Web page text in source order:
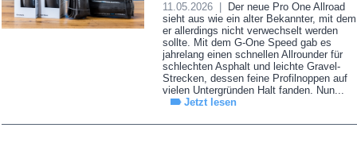
11.05.2026 |
Der neue Pro One Allroad
sieht aus wie ein alter Bekannter, mit dem
er allerdings nicht verwechselt werden
sollte. Mit dem G-One Speed gab es
jahrelang einen schnellen Allrounder für
schlechten Asphalt und leichte Gravel-
Strecken, dessen feine Profilnoppen auf
vielen Untergründen Halt fanden. Nun...
Jetzt lesen